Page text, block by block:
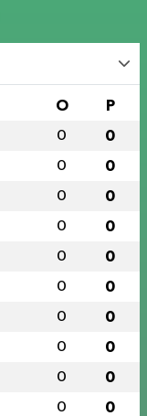
O P
0 0
0 0
0 0
0 0
0 0
0 0
0 0
0 0
0 0
0 0